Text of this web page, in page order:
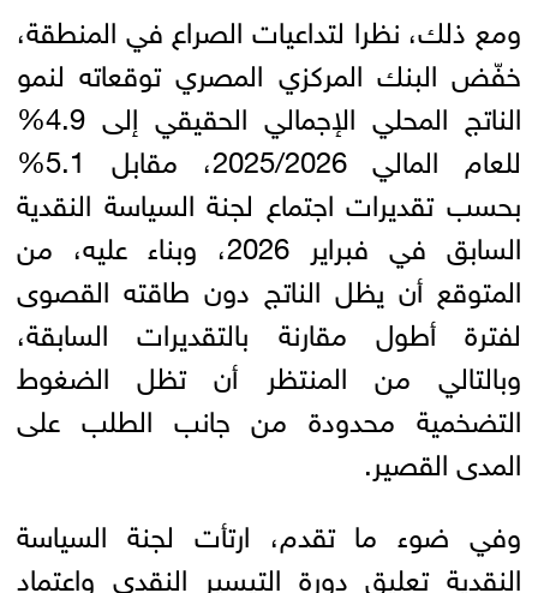
ومع ذلك، نظرا لتداعيات الصراع في المنطقة،
خفّض البنك المركزي المصري توقعاته لنمو
الناتج المحلي الإجمالي الحقيقي إلى 4.9%
للعام المالي 2025/2026، مقابل 5.1%
بحسب تقديرات اجتماع لجنة السياسة النقدية
السابق في فبراير 2026، وبناء عليه، من
المتوقع أن يظل الناتج دون طاقته القصوى
لفترة أطول مقارنة بالتقديرات السابقة،
وبالتالي من المنتظر أن تظل الضغوط
التضخمية محدودة من جانب الطلب على
المدى القصير.
وفي ضوء ما تقدم، ارتأت لجنة السياسة
النقدية تعليق دورة التيسير النقدي واعتماد